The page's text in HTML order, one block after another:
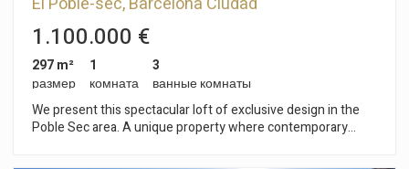
1.100.000 €
297 m²
размер
1
комната
3
ванные комнаты
We present this spectacular loft of exclusive design in the
Poble Sec area. A unique property where contemporary